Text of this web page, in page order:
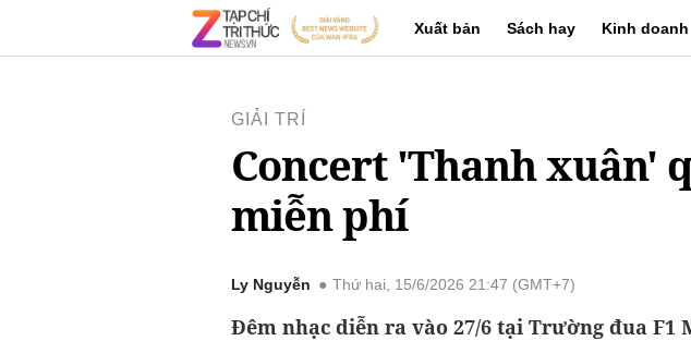
Xuất bản Sách hay Kinh doanh
GIẢI TRÍ
Concert 'Thanh xuân'
miễn phí
Ly Nguyễn Thứ hai, 15/6/2026 21:47 (GMT+7)
Đêm nhạc diễn ra vào 27/6 tại Trường đua F1